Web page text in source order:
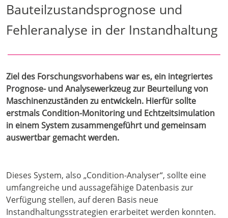
Bauteilzustandsprognose und
Fehleranalyse in der Instandhaltung
Ziel des Forschungsvorhabens war es, ein integriertes
Prognose- und Analysewerkzeug zur Beurteilung von
Maschinenzuständen zu entwickeln. Hierfür sollte
erstmals Condition-Monitoring und Echtzeitsimulation
in einem System zusammengeführt und gemeinsam
auswertbar gemacht werden.
Dieses System, also „Condition-Analyser“, sollte eine
umfangreiche und aussagefähige Datenbasis zur
Verfügung stellen, auf deren Basis neue
Instandhaltungsstrategien erarbeitet werden konnten.